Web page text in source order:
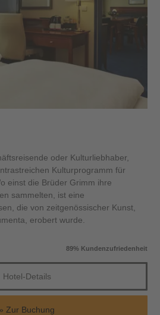
oder Kulturliebhaber,
Kulturprogramm für
einst die Brüder Grimm ihre
sammelten, ist eine
die von zeitgenössischer Kunst,
erobert wurde.
89% Kundenzufriedenheit
Hotel-Details
Zur Buchung